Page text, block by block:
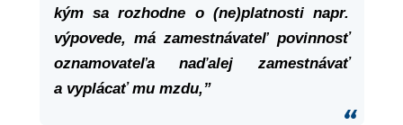
kým sa rozhodne o (ne)platnosti napr.
výpovede, má zamestnávateľ povinnosť
oznamovateľa naďalej zamestnávať
a vyplácať mu mzdu,”